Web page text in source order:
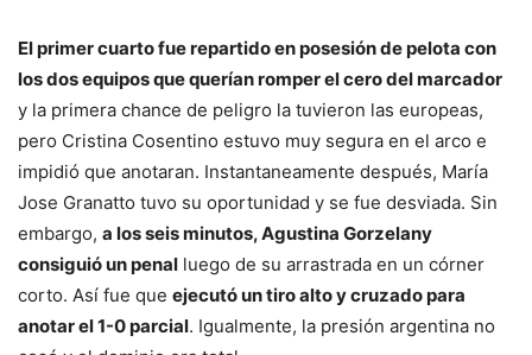
El primer cuarto fue repartido en posesión de pelota con
los dos equipos que querían romper el cero del marcador
y la primera chance de peligro la tuvieron las europeas,
pero Cristina Cosentino estuvo muy segura en el arco e
impidió que anotaran. Instantaneamente después, María
Jose Granatto tuvo su oportunidad y se fue desviada. Sin
embargo, a los seis minutos, Agustina Gorzelany
consiguió un penal luego de su arrastrada en un córner
corto. Así fue que ejecutó un tiro alto y cruzado para
anotar el 1-0 parcial. Igualmente, la presión argentina no